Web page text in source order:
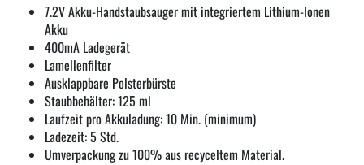
7.2V Akku-Handstaubsauger mit integriertem Lithium-Ionen
Akku
400mA Ladegerät
Lamellenfilter
Ausklappbare Polsterbürste
Staubbehälter: 125 ml
Laufzeit pro Akkuladung: 10 Min. (minimum)
Ladezeit: 5 Std.
Umverpackung zu 100% aus recyceltem Material.